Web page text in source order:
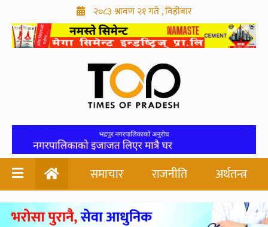
२०८३ श्रावण २१ गते , विहीबार
समाचार राजनीति अर्थतन्त्र